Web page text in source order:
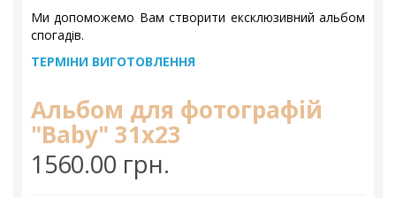
Ми допоможемо Вам створити ексклюзивний альбом
спогадів.
ТЕРМІНИ ВИГОТОВЛЕННЯ
Альбом для фотографій
"Baby" 31х23
1560.00 грн.